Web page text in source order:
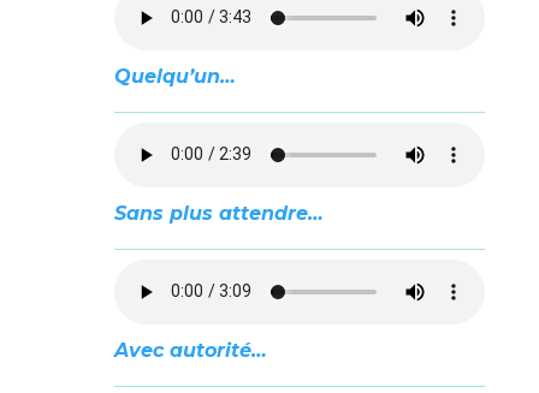
Quelqu’un…
Sans plus attendre…
Avec autorité…